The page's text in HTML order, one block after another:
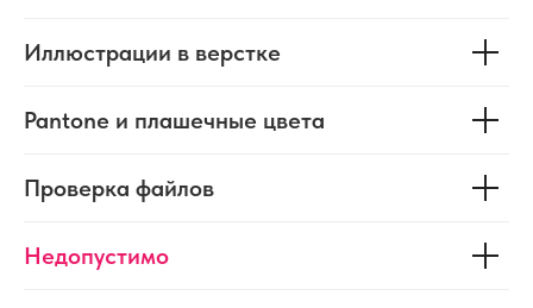
Иллюстрации в верстке
Pantone и плашечные цвета
Проверка файлов
Недопустимо